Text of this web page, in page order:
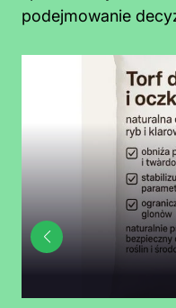
podejmowanie